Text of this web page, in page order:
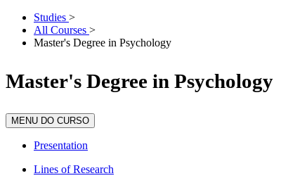
Studies >
All Courses >
Master's Degree in Psychology
Master's Degree in Psychology
MENU DO CURSO
Presentation
Lines of Research